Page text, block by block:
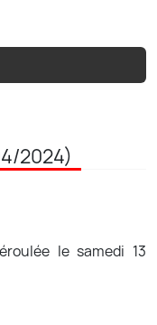
2024)
le samedi 13